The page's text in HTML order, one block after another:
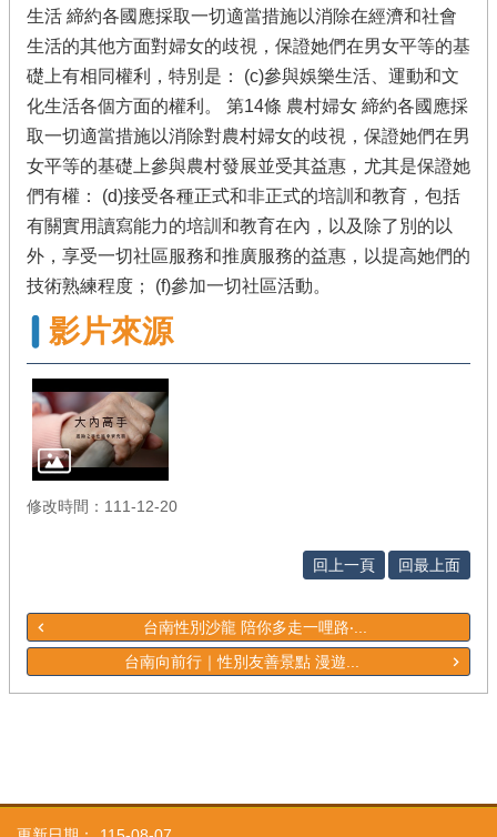
生活 締約各國應採取一切適當措施以消除在經濟和社會
生活的其他方面對婦女的歧視，保證她們在男女平等的基
礎上有相同權利，特別是： (c)參與娛樂生活、運動和文
化生活各個方面的權利。 第14條 農村婦女 締約各國應採
取一切適當措施以消除對農村婦女的歧視，保證她們在男
女平等的基礎上參與農村發展並受其益惠，尤其是保證她
們有權： (d)接受各種正式和非正式的培訓和教育，包括
有關實用讀寫能力的培訓和教育在內，以及除了別的以
外，享受一切社區服務和推廣服務的益惠，以提高她們的
技術熟練程度； (f)參加一切社區活動。
影片來源
修改時間：111-12-20
回上一頁 回最上面
台南性別沙龍 陪你多走一哩路‧...
台南向前行｜性別友善景點 漫遊...